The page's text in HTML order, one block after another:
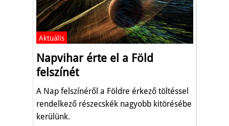
Aktuális
Napvihar érte el a Föld
felszínét
A Nap felszínéről a Földre érkező töltéssel
rendelkező részecskék nagyobb kitörésébe
kerülünk.